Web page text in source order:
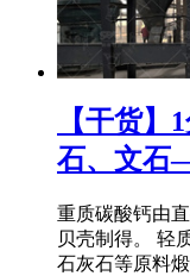
【干货】
石、文石
重质碳酸钙由
贝壳制得。 轻
石灰石等原料